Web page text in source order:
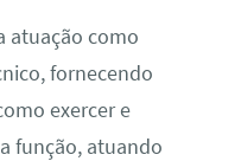
atuação como
fornecendo
exercer e
função, atuando